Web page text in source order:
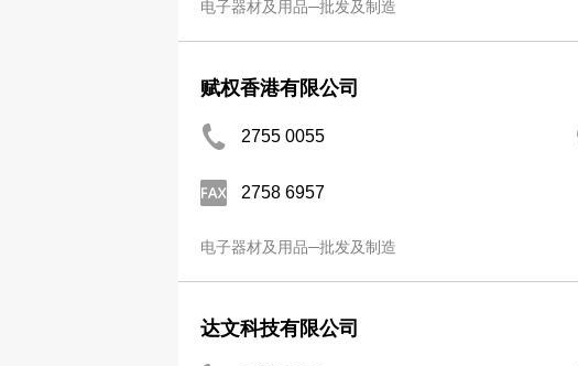
电子器材及用品─批发及制造
赋权香港有限公司
2755 0055
2758 6957
电子器材及用品─批发及制造
达文科技有限公司